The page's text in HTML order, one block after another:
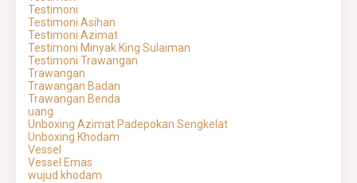
Testimoni
Testimoni Asihan
Testimoni Azimat
Testimoni Minyak King Sulaiman
Testimoni Trawangan
Trawangan
Trawangan Badan
Trawangan Benda
uang
Unboxing Azimat Padepokan Sengkelat
Unboxing Khodam
Vessel
Vessel Emas
wujud khodam